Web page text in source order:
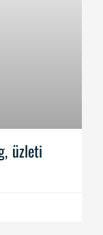
üzleti